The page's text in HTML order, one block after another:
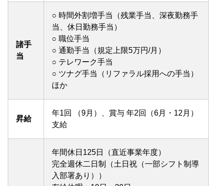
諸手
当
○ 時間外割増手当（残業手当、深夜勤務手
当、休日勤務手当）
○ 職位手当
○ 通勤手当（規定上限5万円/月）
○ テレワーク手当
○ ツナグ手当（リファラル採用への手当）
ほか
昇給
年1回 （9月）、賞与 年2回（6月・12月）
支給
年間休日125日（直近事業年度）
完全週休二日制（土日祝（一部シフト制導
入部署あり））